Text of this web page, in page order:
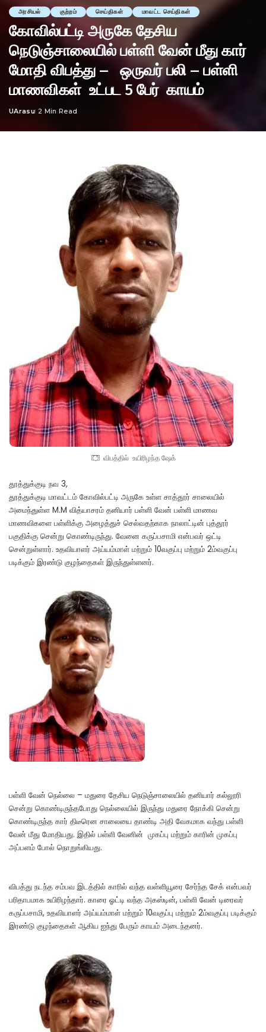
அரசியல் குற்றம் செய்திகள் மாவட்ட செய்திகள்
கோவில்பட்டி அருகே தேசிய
நெடுஞ்சாலையில் பள்ளி வேன் மீது கார்
மோதி விபத்து – ஒருவர் பலி – பள்ளி
மாணவிகள் உட்பட 5 பேர் காயம்
Posted
UArasu 2 Min Read
விபத்தில் உயிரிழந்த ஷேக்
தூத்துக்குடி நவ 3,
தூத்துக்குடி மாவட்டம் கோவில்பட்டி அருகே உள்ள சாத்தூர் சாலையில்
அமைந்துள்ள M.M வித்யாசரம் தனியார் பள்ளி வேன் பள்ளி மாணவ
மாணவிகளை பள்ளிக்கு அழைத்துச் செல்வதற்காக நாலாட்டின் புத்தூர்
பகுதிக்கு சென்று கொண்டிருந்து. வேனை கருப்பசாமி என்பவர் ஒட்டி
சென்றுள்ளார். உதவியாளர் அய்யம்மாள் மற்றும் 10வகுப்பு மற்றும் 2ம்வகுப்பு
படிக்கும் இரண்டு குழந்தைகள் இருந்துள்ளனர்.
பள்ளி வேன் நெல்லை – மதுரை தேசிய நெடுஞ்சாலையில் தனியார் கல்லூரி
சென்று கொண்டிருந்தபோது நெல்லையில் இருந்து மதுரை நோக்கி சென்று
கொண்டிருந்த கார் திடீரென சாலையை தாண்டி அதி வேகமாக வந்து பள்ளி
வேன் மீது மோதியது. இதில் பள்ளி வேனின் முகப்பு மற்றும் காரின் முகப்பு
அப்பளம் போல் நொறுங்கியது.
விபத்து நடந்த சம்பவ இடத்தில் காரில் வந்த வள்ளியூரை சேர்ந்த சேக் என்பவர்
பரிதாபமாக உயிரிழந்தார். காரை ஓட்டி வந்த அகஸ்டின், பள்ளி வேன் டிரைவர்
கருப்பசாமி, உதவியாளர் அய்யம்மாள் மற்றும் 10வகுப்பு மற்றும் 2ம்வகுப்பு படிக்கும்
இரண்டு குழந்தைகள் ஆகிய ஐந்து பேரும் காயம் அடைந்தனர்.